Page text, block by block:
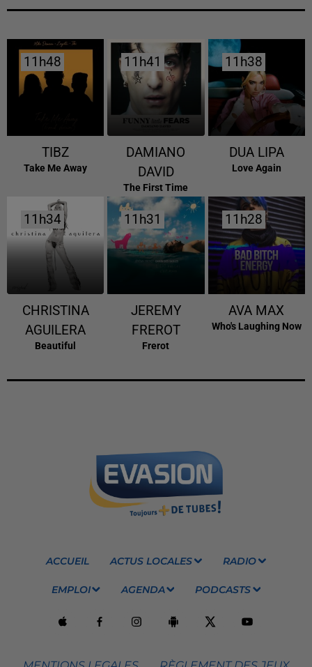
11h48
11h48
TIBZ
Take Me Away
11h41
11h41
DAMIANO
DAVID
The First Time
11h38
11h38
DUA LIPA
Love Again
11h34
11h34
CHRISTINA
AGUILERA
Beautiful
11h31
11h31
JEREMY
FREROT
Frerot
11h28
11h28
AVA MAX
Who's Laughing Now
ACCUEIL ACTUS LOCALES RADIO
EMPLOI AGENDA PODCASTS